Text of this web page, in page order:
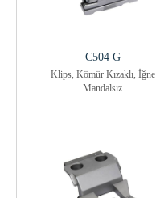
C504 G
Klips, Kömür Kızaklı, İğne
Mandalsız